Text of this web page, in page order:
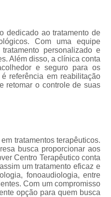
para Alcoolatra Oeste do
para Jovens Alcoólatras
Internação de
Internação para
Internação para
Internação para Usuários
Internação para Usuários
dedicado ao tratamento de
Com uma equipe
personalizado e
Além disso, a clínica conta
e seguro para os
referência em reabilitação
retomar o controle de suas
tratamentos terapêuticos.
busca proporcionar aos
Centro Terapêutico conta
um tratamento eficaz e
fonoaudiologia, entre
Com um compromisso
opção para quem busca